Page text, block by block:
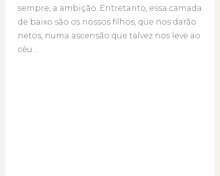
sempre, a ambição. Entretanto, essa camada
de baixo são os nossos filhos, que nos darão
netos, numa ascensão que talvez nos leve ao
céu…